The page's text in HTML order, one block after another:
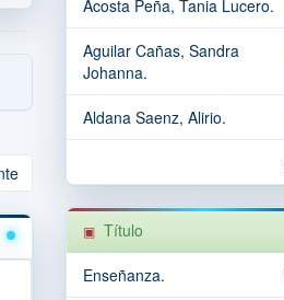
Acosta Peña, Tania Lucero.
Aguilar Cañas, Sandra
Johanna.
Aldana Saenz, Alirio.
Título
Enseñanza.